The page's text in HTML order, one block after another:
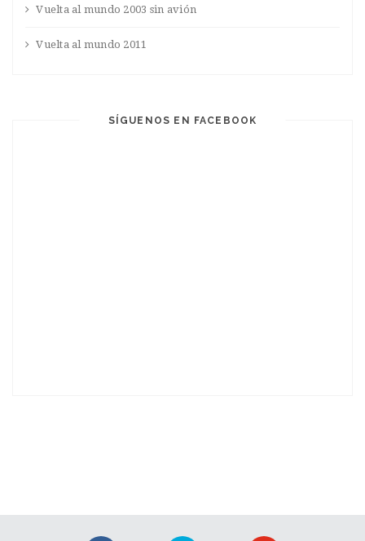
Vuelta al mundo 2003 sin avión
Vuelta al mundo 2011
SÍGUENOS EN FACEBOOK